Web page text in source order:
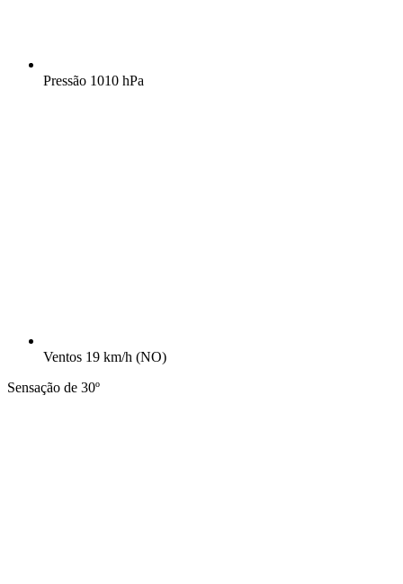
Pressão 1010 hPa
Ventos 19 km/h (NO)
Sensação de 30º